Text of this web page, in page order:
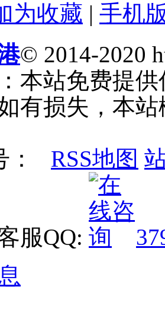
为收藏 | 手机
© 2014-2020
本站免费提
有损失，本
RSS地图
服QQ: